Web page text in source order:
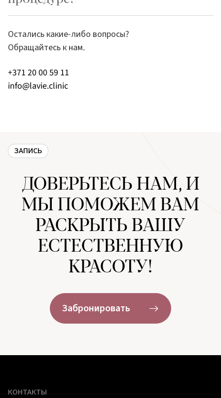
Остались какие-либо вопросы?
Обращайтесь к нам.
+371 20 00 59 11
info@lavie.clinic
ЗАПИСЬ
ДОВЕРЬТЕСЬ НАМ, И
МЫ ПОМОЖЕМ ВАМ
РАСКРЫТЬ ВАШУ
ЕСТЕСТВЕННУЮ
КРАСОТУ!
Забронировать
КОНТАКТЫ